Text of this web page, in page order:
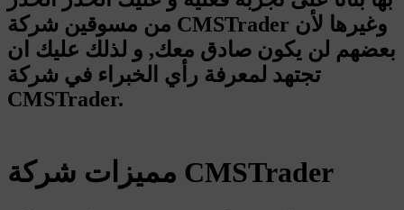
من مسوقين شركة CMSTrader وغيرها لأن
بعضهم لن يكون صادق معك, و لذلك عليك ان
تجتهد لمعرفة رأي الخبراء في شركة
CMSTrader.
مميزات شركة CMSTrader